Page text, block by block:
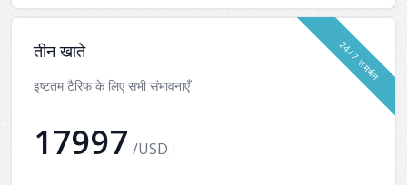
24/7 समर्थन
तीन खाते
इष्टतम टैरिफ के लिए सभी संभावनाएँ
17997 /USD।